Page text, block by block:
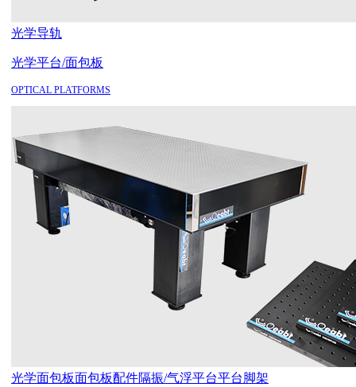
光学导轨
光学平台/面包板
OPTICAL PLATFORMS
光学面包板面包板配件隔振/气浮平台平台脚架